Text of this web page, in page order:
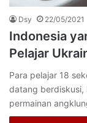
Dsy 22/05/2021
Indonesia
Pelajar
Para pelajar 18
datang berdiskusi,
permainan